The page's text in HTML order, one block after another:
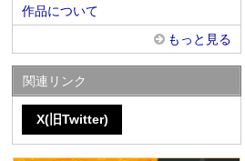
作品について
もっと見る
関連リンク
X(旧Twitter)